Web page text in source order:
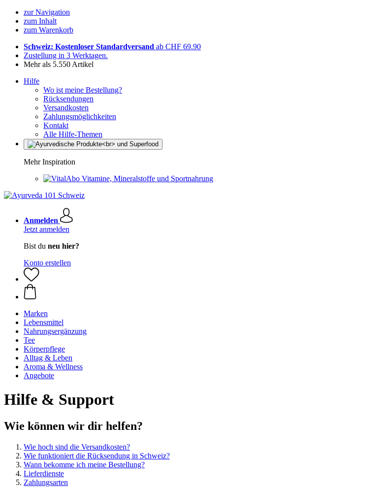
zur Navigation
zum Inhalt
zum Warenkorb
Schweiz: Kostenloser Standardversand ab CHF 69.90
Zustellung in 3 Werktagen.
Mehr als 5.550 Artikel
Hilfe
Wo ist meine Bestellung?
Rücksendungen
Versandkosten
Zahlungsmöglichkeiten
Kontakt
Alle Hilfe-Themen
Mehr Inspiration
Vitamine, Mineralstoffe und Sportnahrung
Anmelden
Jetzt anmelden
Bist du neu hier?
Konto erstellen
Marken
Lebensmittel
Nahrungsergänzung
Tee
Körperpflege
Alltag & Leben
Aroma & Wellness
Angebote
Hilfe & Support
Wie können wir dir helfen?
Wie hoch sind die Versandkosten?
Wie funktioniert die Rücksendung in Schweiz?
Wann bekomme ich meine Bestellung?
Lieferdienste
Zahlungsarten